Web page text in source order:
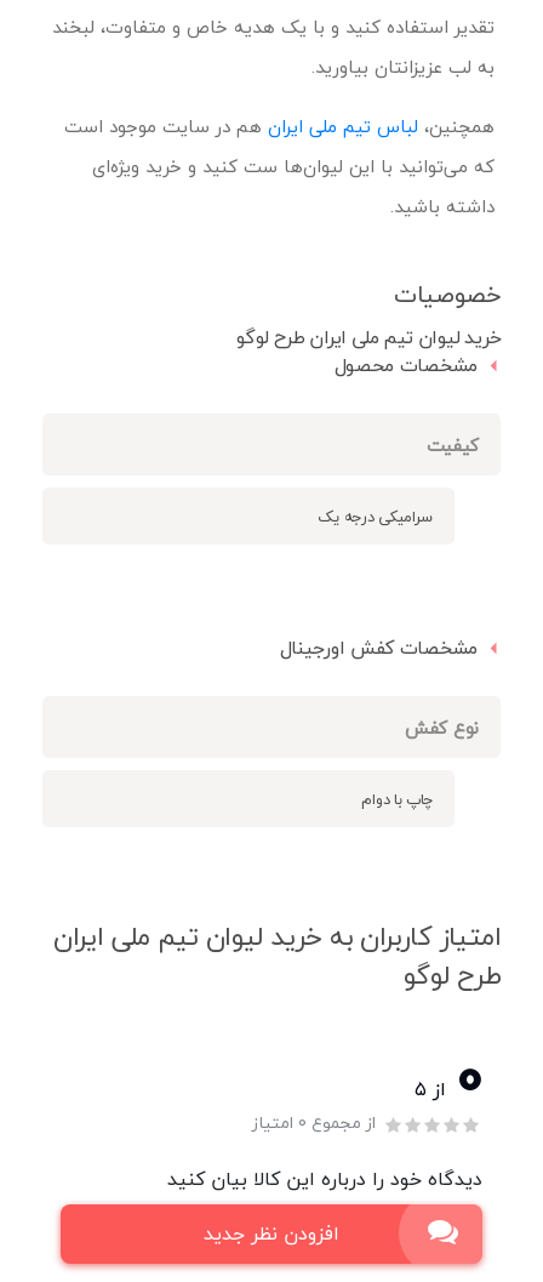
تقدیر استفاده کنید و با یک هدیه خاص و متفاوت، لبخند
به لب عزیزانتان بیاورید.
همچنین، لباس تیم ملی ایران هم در سایت موجود است
که می‌توانید با این لیوان‌ها ست کنید و خرید ویژه‌ای
داشته باشید.
خصوصیات
خرید لیوان تیم ملی ایران طرح لوگو
مشخصات محصول
کیفیت
سرامیکی درجه یک
مشخصات کفش اورجینال
نوع کفش
چاپ با دوام
امتیاز کاربران به خرید لیوان تیم ملی ایران
طرح لوگو
0 از ۵
از مجموع 0 امتیاز
دیدگاه خود را درباره این کالا بیان کنید
افزودن نظر جدید